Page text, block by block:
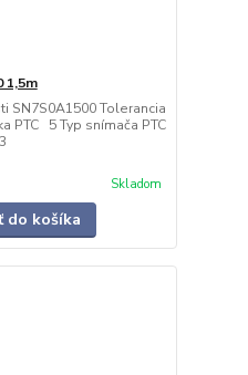
1,5m
SN7S0A1500 Tolerancia
PTC 5 Typ snímača PTC
Skladom
do košíka